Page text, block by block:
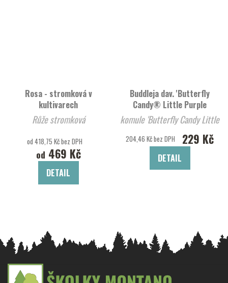
Rosa - stromková v
kultivarech
Růže stromková
od 418,75 Kč bez DPH
od 469 Kč
DETAIL
Buddleja dav. 'Butterfly
Candy® Little Purple
komule 'Butterfly Candy Little
204,46 Kč bez DPH 229 Kč
DETAIL